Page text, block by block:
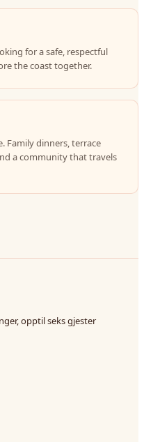
for a safe, respectful
the coast together.
Family dinners, terrace
a community that travels
opptil seks gjester